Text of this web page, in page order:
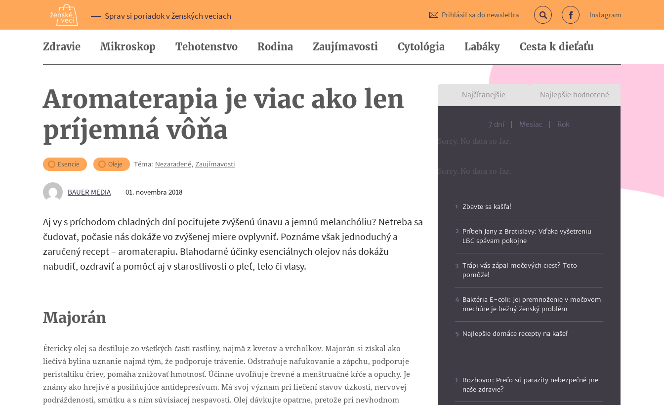
Sprav si poriadok v ženských veciach Prihlásiť sa do newslettra
VyhľadávanieFacebook
Instagram
Zdravie Mikroskop Tehotenstvo Rodina Zaujímavosti Cytológia Labáky Cesta k dieťaťu
Aromaterapia je viac ako len
príjemná vôňa
Esencie Oleje Téma: Nezaradené, Zaujímavosti
BAUER MEDIA 01. novembra 2018
Aj vy s príchodom chladných dní pociťujete zvýšenú únavu a jemnú melanchóliu? Netreba sa
čudovať, počasie nás dokáže vo zvýšenej miere ovplyvniť. Poznáme však jednoduchý a
zaručený recept – aromaterapiu. Blahodarné účinky esenciálnych olejov nás dokážu
nabudiť, ozdraviť a pomôcť aj v starostlivosti o pleť, telo či vlasy.
Majorán
Éterický olej sa destiluje zo všetkých častí rastliny, najmä z kvetov a vrcholkov. Majorán si získal ako
liečivá bylina uznanie najmä tým, že podporuje trávenie. Odstraňuje nafukovanie a zápchu, podporuje
peristaltiku čriev, pomáha znižovať hmotnosť. Účinne uvoľňuje črevné a menštruačné kŕče a opuchy. Je
známy ako hrejivé a posilňujúce antidepresívum. Má svoj význam pri liečení stavov úzkosti, nervovej
podráždenosti, smútku a s ním súvisiacej nespavosti. Olej dávkujte opatrne, pretože pri nevhodnom
Najčítanejšie Najlepšie hodnotené
7 dní Mesiac Rok
Sorry. No data so far.
Sorry. No data so far.
Zbavte sa kašľa!
Príbeh Jany z Bratislavy: Vďaka vyšetreniu
LBC spávam pokojne
Trápi vás zápal močových ciest? Toto
pomôže!
Baktéria E-coli: Jej premnoženie v močovom
mechúre je bežný ženský problém
Najlepšie domáce recepty na kašeľ
Rozhovor: Prečo sú parazity nebezpečné pre
naše zdravie?